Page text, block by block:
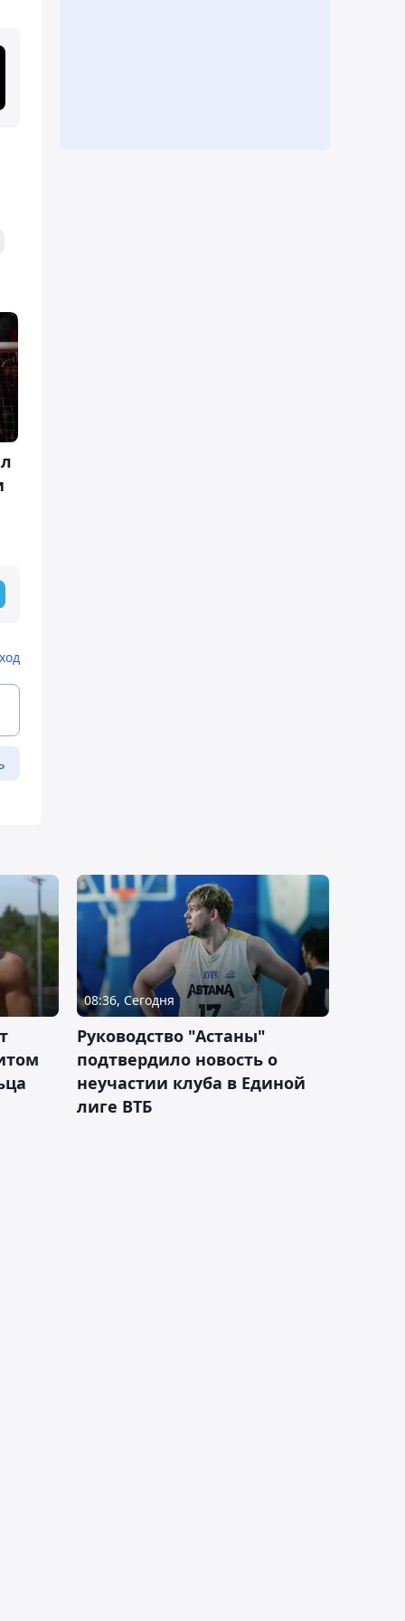
08:36, Сегодня
Руководство "Астаны"
подтвердило новость о
неучастии клуба в Единой
лиге ВТБ